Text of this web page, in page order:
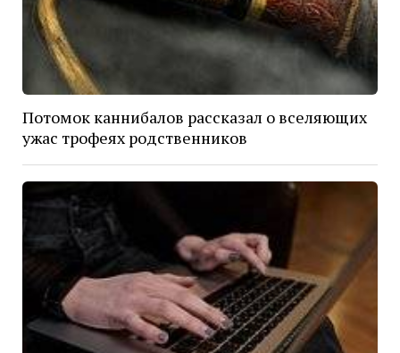
Потомок каннибалов рассказал о вселяющих
ужас трофеях родственников